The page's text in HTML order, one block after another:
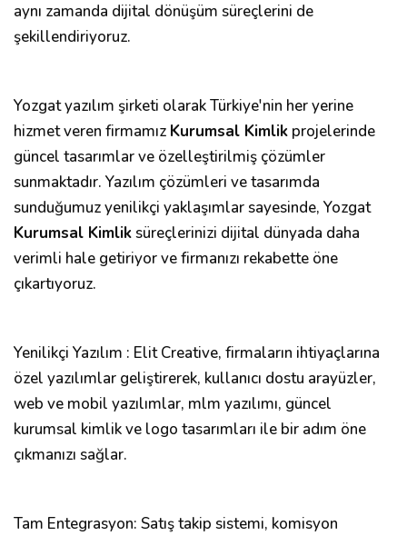
aynı zamanda dijital dönüşüm süreçlerini de
şekillendiriyoruz.
Yozgat yazılım şirketi olarak Türkiye'nin her yerine
hizmet veren firmamız Kurumsal Kimlik projelerinde
güncel tasarımlar ve özelleştirilmiş çözümler
sunmaktadır. Yazılım çözümleri ve tasarımda
sunduğumuz yenilikçi yaklaşımlar sayesinde, Yozgat
Kurumsal Kimliksüreçlerinizi dijital dünyada daha
verimli hale getiriyor ve firmanızı rekabette öne
çıkartıyoruz.
Yenilikçi Yazılım : Elit Creative, firmaların ihtiyaçlarına
özel yazılımlar geliştirerek, kullanıcı dostu arayüzler,
web ve mobil yazılımlar, mlm yazılımı, güncel
kurumsal kimlik ve logo tasarımları ile bir adım öne
çıkmanızı sağlar.
Tam Entegrasyon: Satış takip sistemi, komisyon